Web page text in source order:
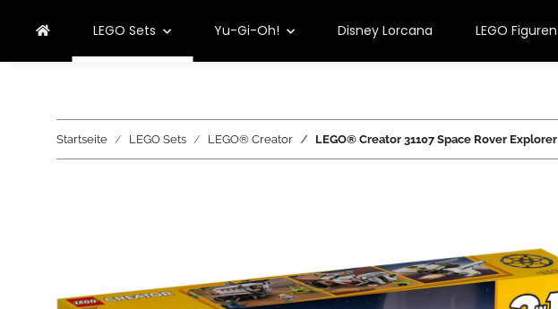
LEGO Sets Yu-Gi-Oh! Disney Lorcana LEGO Figuren
Startseite LEGO Sets LEGO® Creator LEGO® Creator 31107 Space Rover Explorer